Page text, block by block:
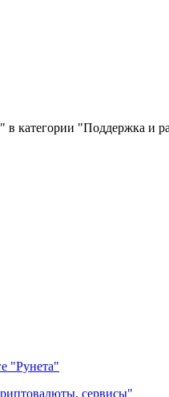
категории "Поддержка и
"Рунета"
сервисы"